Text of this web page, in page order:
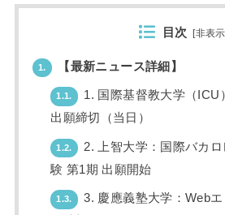
目次 [非表示
1. 【最新ニュース詳細】
1.1.
1. 国際基督教大学（ICU
出願締切（当日）
1.2.
2. 上智大学：国際バカ
験 第1期 出願開始
1.3.
3. 慶應義塾大学：Web